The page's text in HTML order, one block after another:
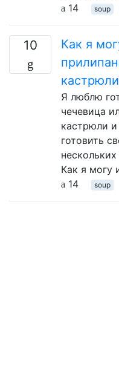
14
soup
10
Как я
Я люблю
чечевица
кастрюли
готовить
Как я могу
14
soup